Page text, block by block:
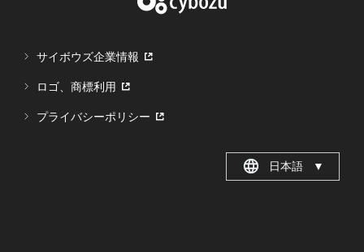
サイボウズ企業情報
ロゴ、商標利用
プライバシーポリシー
日本語 ▼